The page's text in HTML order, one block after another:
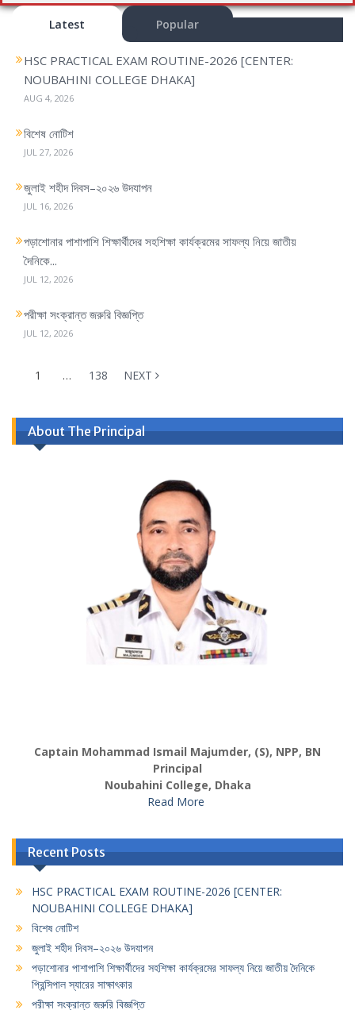
a
g
a
t
o
n
Latest Popular
HSC PRACTICAL EXAM ROUTINE-2026 [CENTER:
NOUBAHINI COLLEGE DHAKA]
AUG 4, 2026
বিশেষ নোটিশ
JUL 27, 2026
জুলাই শহীদ দিবস–২০২৬ উদযাপন
JUL 16, 2026
পড়াশোনার পাশাপাশি শিক্ষার্থীদের সহশিক্ষা কার্যক্রমের সাফল্য নিয়ে জাতীয়
দৈনিকে...
JUL 12, 2026
পরীক্ষা সংক্রান্ত জরুরি বিজ্ঞপ্তি
JUL 12, 2026
1 … 138 NEXT
About The Principal
Captain Mohammad Ismail Majumder, (S), NPP, BN
Principal
Noubahini College, Dhaka
Read More
Recent Posts
HSC PRACTICAL EXAM ROUTINE-2026 [CENTER:
NOUBAHINI COLLEGE DHAKA]
বিশেষ নোটিশ
জুলাই শহীদ দিবস–২০২৬ উদযাপন
পড়াশোনার পাশাপাশি শিক্ষার্থীদের সহশিক্ষা কার্যক্রমের সাফল্য নিয়ে জাতীয় দৈনিকে
প্রিন্সিপাল স্যারের সাক্ষাৎকার
পরীক্ষা সংক্রান্ত জরুরি বিজ্ঞপ্তি